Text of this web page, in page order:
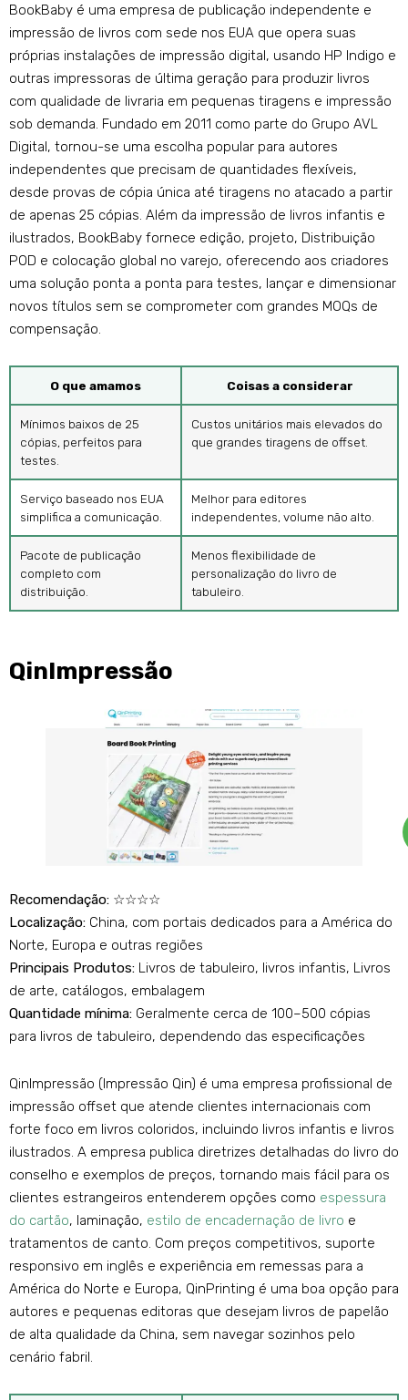
BookBaby é uma empresa de publicação independente e
impressão de livros com sede nos EUA que opera suas
próprias instalações de impressão digital, usando HP Indigo e
outras impressoras de última geração para produzir livros
com qualidade de livraria em pequenas tiragens e impressão
sob demanda. Fundado em 2011 como parte do Grupo AVL
Digital, tornou-se uma escolha popular para autores
independentes que precisam de quantidades flexíveis,
desde provas de cópia única até tiragens no atacado a partir
de apenas 25 cópias. Além da impressão de livros infantis e
ilustrados, BookBaby fornece edição, projeto, Distribuição
POD e colocação global no varejo, oferecendo aos criadores
uma solução ponta a ponta para testes, lançar e dimensionar
novos títulos sem se comprometer com grandes MOQs de
compensação.
O que amamos Coisas a considerar
Mínimos baixos de 25
cópias, perfeitos para
testes.
Custos unitários mais elevados do
que grandes tiragens de offset.
Serviço baseado nos EUA
simplifica a comunicação.
Melhor para editores
independentes, volume não alto.
Pacote de publicação
completo com
distribuição.
Menos flexibilidade de
personalização do livro de
tabuleiro.
QinImpressão
Recomendação: ☆☆☆☆
Localização: China, com portais dedicados para a América do
Norte, Europa e outras regiões
Principais Produtos: Livros de tabuleiro, livros infantis, Livros
de arte, catálogos, embalagem
Quantidade mínima: Geralmente cerca de 100–500 cópias
para livros de tabuleiro, dependendo das especificações
QinImpressão (Impressão Qin) é uma empresa profissional de
impressão offset que atende clientes internacionais com
forte foco em livros coloridos, incluindo livros infantis e livros
ilustrados. A empresa publica diretrizes detalhadas do livro do
conselho e exemplos de preços, tornando mais fácil para os
clientes estrangeiros entenderem opções como espessura
do cartão, laminação, estilo de encadernação de livro e
tratamentos de canto. Com preços competitivos, suporte
responsivo em inglês e experiência em remessas para a
América do Norte e Europa, QinPrinting é uma boa opção para
autores e pequenas editoras que desejam livros de papelão
de alta qualidade da China, sem navegar sozinhos pelo
cenário fabril.